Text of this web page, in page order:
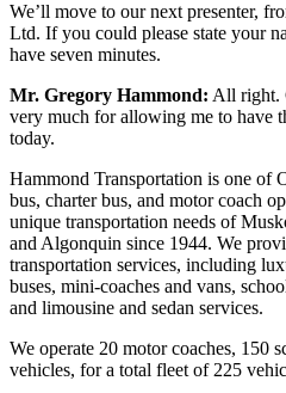
We’ll move to our next presenter,
Ltd. If you could please state your
have seven minutes.
Mr. Gregory Hammond: All right.
very much for allowing me to have
today.
Hammond Transportation is one of
bus, charter bus, and motor coach
unique transportation needs of
and Algonquin since 1944. We
transportation services, including
buses, mini-coaches and vans,
and limousine and sedan services.
We operate 20 motor coaches, 150
vehicles, for a total fleet of 225